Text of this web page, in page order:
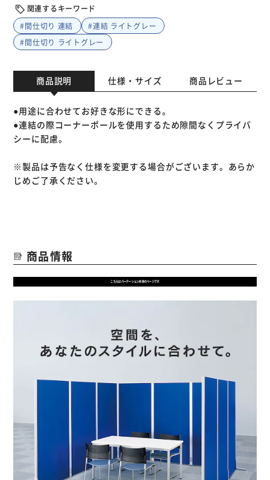
関連するキーワード
#間仕切り 連結
#連結 ライトグレー
#間仕切り ライトグレー
商品説明 仕様・サイズ 商品レビュー
●用途に合わせてお好きな形にできる。
●連結の際コーナーポールを使用するため隙間なくプライバ
シーに配慮。
※製品は予告なく仕様を変更する場合がございます。あらか
じめご了承ください。
商品情報
こちらはパーテーション本体のページです